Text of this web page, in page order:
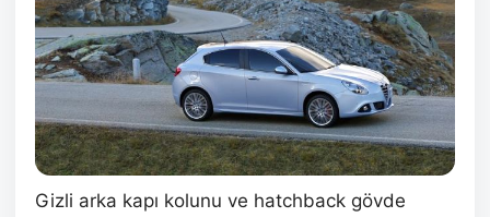
Gizli arka kapı kolunu ve hatchback gövde